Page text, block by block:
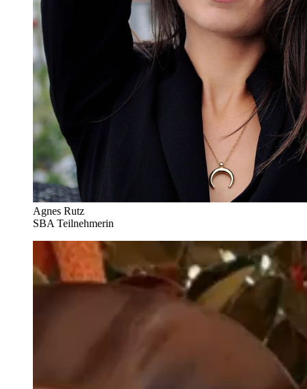
Agnes Rutz
SBA Teilnehmerin